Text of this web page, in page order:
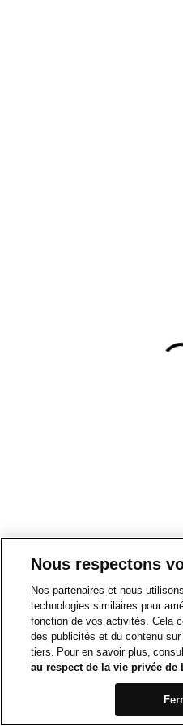
Nous respectons
Nos partenaires et nous
technologies similaires pour
fonction de vos activités. Cela
des publicités et du contenu
tiers. Pour en savoir plus,
au respect de la vie privée de